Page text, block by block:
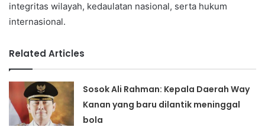
integritas wilayah, kedaulatan nasional, serta hukum
internasional.
Related Articles
Sosok Ali Rahman: Kepala Daerah Way
Kanan yang baru dilantik meninggal
bola